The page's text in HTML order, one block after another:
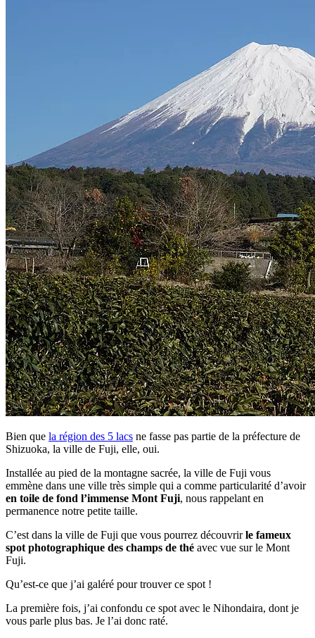
Bien que la région des 5 lacs ne fasse pas partie de la préfecture de
Shizuoka, la ville de Fuji, elle, oui.
Installée au pied de la montagne sacrée, la ville de Fuji vous
emmène dans une ville très simple qui a comme particularité d’avoir
en toile de fond l’immense Mont Fuji, nous rappelant en
permanence notre petite taille.
C’est dans la ville de Fuji que vous pourrez découvrirle fameux
spot photographique des champs de thé avec vue sur le Mont
Fuji.
Qu’est-ce que j’ai galéré pour trouver ce spot !
La première fois, j’ai confondu ce spot avec le Nihondaira, dont je
vous parle plus bas. Je l’ai donc raté.